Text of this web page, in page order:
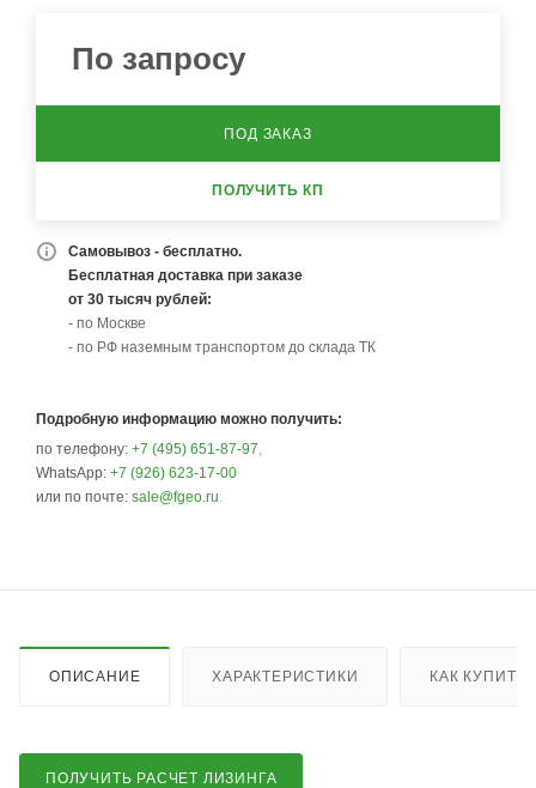
По запросу
ПОД ЗАКАЗ
ПОЛУЧИТЬ КП
Самовывоз - бесплатно.
Бесплатная доставка при заказе
от 30 тысяч рублей:
- по Москве
- по РФ наземным транспортом до склада ТК
Подробную информацию можно получить:
по телефону: +7 (495) 651-87-97,
WhatsApp: +7 (926) 623-17-00
или по почте: sale@fgeo.ru.
ОПИСАНИЕ ХАРАКТЕРИСТИКИ КАК КУПИТЬ
ПОЛУЧИТЬ РАСЧЕТ ЛИЗИНГА